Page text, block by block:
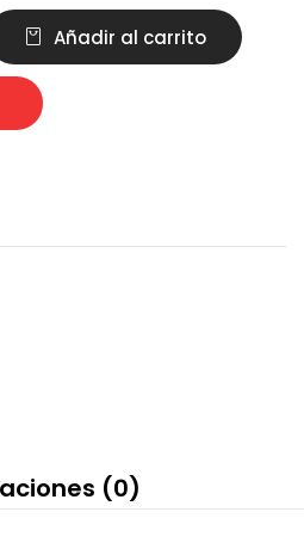
Añadir al carrito
(0)